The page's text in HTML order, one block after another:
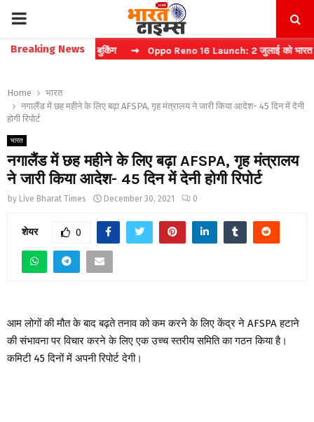
PRIMARY
MENU
Breaking News
करें फास्ट टिकट बुकिंग ⇝ Oppo Reno 16 Launch: 2 जुलाई को भारत में
Home
भारत
नगालैंड में छह महीने के लिए बढ़ा AFSPA, गृह मंत्रालय ने जारी किया आदेश- 45 दिन में देनी
होगी रिपोर्ट
भारत
नगालैंड में छह महीने के लिए बढ़ा AFSPA, गृह मंत्रालय
ने जारी किया आदेश- 45 दिन में देनी होगी रिपोर्ट
by Live Bharat Times December 30, 2021 0
शेयर 0
आम लोगों की मौत के बाद बढ़ते तनाव को कम करने के लिए केंद्र ने AFSPA हटाने
की संभावना पर विचार करने के लिए एक उच्च स्तरीय समिति का गठन किया है।
कमिटी 45 ​​दिनों में अपनी रिपोर्ट देगी।